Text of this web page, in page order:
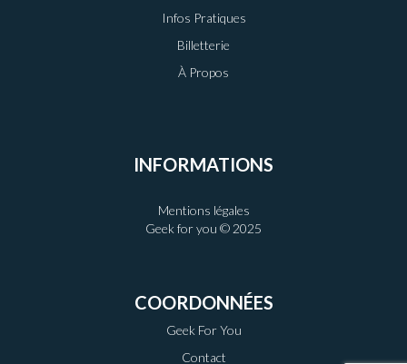
Infos Pratiques
Billetterie
À Propos
INFORMATIONS
Mentions légales
Geek for you © 2025
COORDONNÉES
Geek For You
Contact